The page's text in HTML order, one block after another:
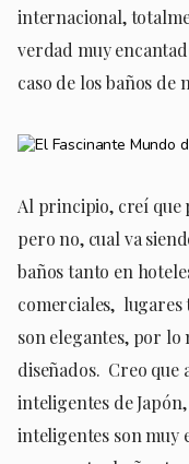
internacional,
verdad muy
caso de los baños de
Al principio, creí que
pero no, cual va
baños tanto en
comerciales, lugares
son elegantes, por lo
diseñados. Creo que
inteligentes de
inteligentes son muy